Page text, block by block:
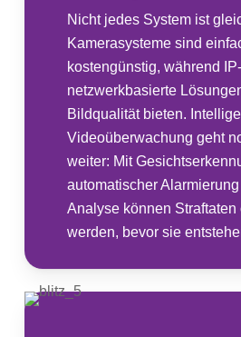
Nicht jedes System ist
Kamerasysteme sind
kostengünstig, während
netzwerkbasierte
Bildqualität bieten.
Videoüberwachung geht
weiter: Mit
automatischer
Analyse können Straftaten
werden, bevor sie